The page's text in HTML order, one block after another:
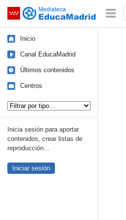
Saltar navegación
Inicio
Canal EducaMadrid
Últimos contenidos
Centros
Inicia sesión para aportar
contenidos, crear listas de
reproducción...
Iniciar sesión